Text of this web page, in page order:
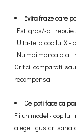
Evita fraze care
"Esti gras/-a, trebuie
"Uita-te la copilul X -
"Nu mai manca atat,
Critici, comparatii
recompensa.
Ce poti face ca
Fii un model - copilul
alegeti gustari